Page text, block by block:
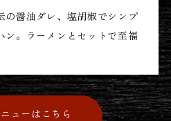
の醤油ダレ、塩胡椒でシンプ
ン。ラーメンとセットで至福
ューはこちら